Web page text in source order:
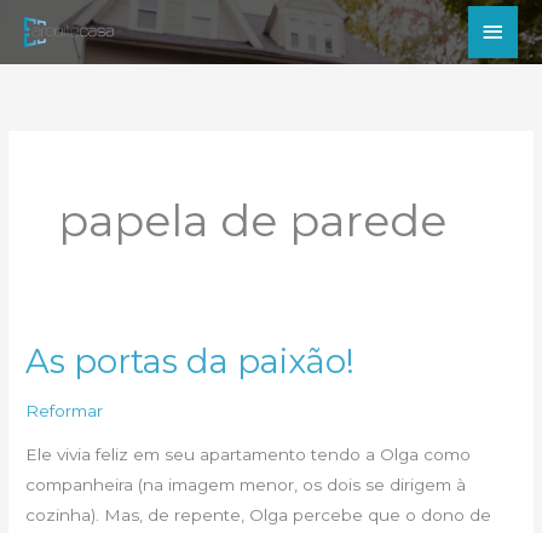
para
papela de parede
As portas da paixão!
Reformar
Ele vivia feliz em seu apartamento tendo a Olga como
companheira (na imagem menor, os dois se dirigem à
cozinha). Mas, de repente, Olga percebe que o dono de